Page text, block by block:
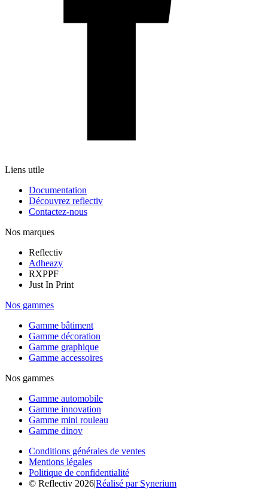
Liens utile
Documentation
Découvrez reflectiv
Contactez-nous
Nos marques
Reflectiv
Adheazy
RXPPF
Just In Print
Nos gammes
Gamme bâtiment
Gamme décoration
Gamme graphique
Gamme accessoires
Nos gammes
Gamme automobile
Gamme innovation
Gamme mini rouleau
Gamme dinov
Conditions générales de ventes
Mentions légales
Politique de confidentialité
© Reflectiv 2026|Réalisé par Synerium